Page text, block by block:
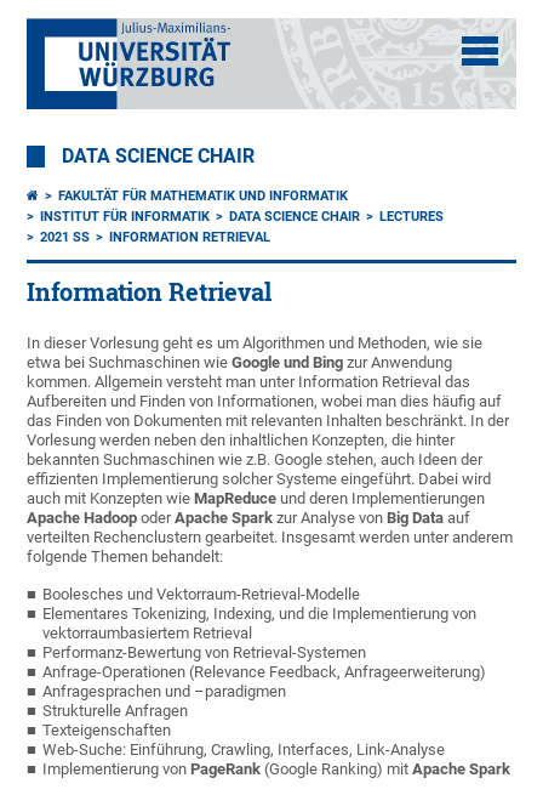
DATA SCIENCE CHAIR
FAKULTÄT FÜR MATHEMATIK UND INFORMATIK
INSTITUT FÜR INFORMATIK
DATA SCIENCE CHAIR
LECTURES
2021 SS
INFORMATION RETRIEVAL
Information Retrieval
In dieser Vorlesung geht es um Algorithmen und Methoden, wie sie
etwa bei Suchmaschinen wieGoogle und Bing zur Anwendung
kommen. Allgemein versteht man unter Information Retrieval das
Aufbereiten und Finden von Informationen, wobei man dies häufig auf
das Finden von Dokumenten mit relevanten Inhalten beschränkt. In der
Vorlesung werden neben den inhaltlichen Konzepten, die hinter
bekannten Suchmaschinen wie z.B. Google stehen, auch Ideen der
effizienten Implementierung solcher Systeme eingeführt. Dabei wird
auch mit Konzepten wieMapReduce und deren Implementierungen
Apache Hadoop oderApache Spark zur Analyse vonBig Data auf
verteilten Rechenclustern gearbeitet. Insgesamt werden unter anderem
folgende Themen behandelt:
Boolesches und Vektorraum-Retrieval-Modelle
Elementares Tokenizing, Indexing, und die Implementierung von
vektorraumbasiertem Retrieval
Performanz-Bewertung von Retrieval-Systemen
Anfrage-Operationen (Relevance Feedback, Anfrageerweiterung)
Anfragesprachen und –paradigmen
Strukturelle Anfragen
Texteigenschaften
Web-Suche: Einführung, Crawling, Interfaces, Link-Analyse
Implementierung vonPageRank (Google Ranking) mitApache Spark